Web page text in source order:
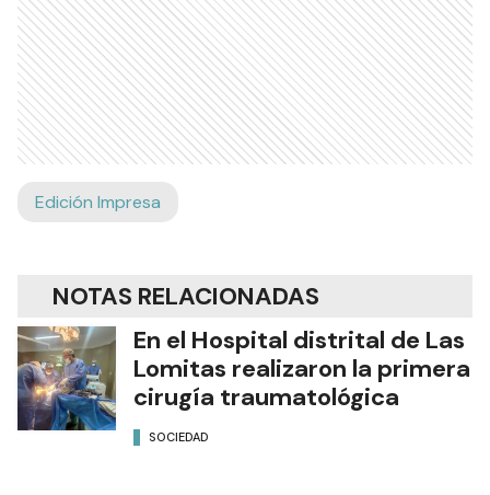
Edición Impresa
NOTAS RELACIONADAS
En el Hospital distrital de Las
Lomitas realizaron la primera
cirugía traumatológica
SOCIEDAD